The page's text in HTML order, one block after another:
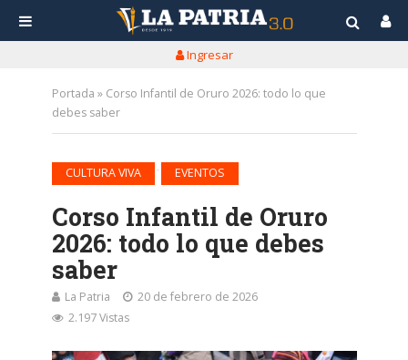
Ingresar
Portada » Corso Infantil de Oruro 2026: todo lo que
debes saber
CULTURA VIVA EVENTOS
Corso Infantil de Oruro
2026: todo lo que debes
saber
La Patria
20 de febrero de 2026
2.197 Vistas